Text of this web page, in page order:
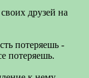
друзей на
потеряешь -
потеряешь.